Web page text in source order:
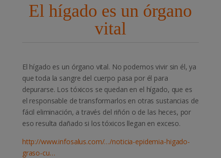
El hígado es un órgano
vital
El hígado es un órgano vital. No podemos vivir sin él, ya
que toda la sangre del cuerpo pasa por él para
depurarse. Los tóxicos se quedan en el hígado, que es
el responsable de transformarlos en otras sustancias de
fácil eliminación, a través del riñón o de las heces, por
eso resulta dañado si los tóxicos llegan en exceso.
http://www.infosalus.com/…/noticia-epidemia-higado-
graso-cu…